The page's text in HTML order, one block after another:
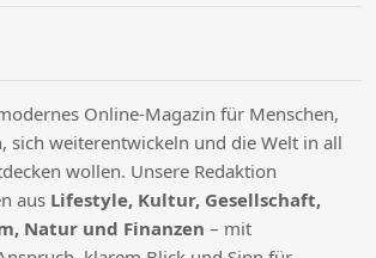
Online-Magazin für Menschen,
sich weiterentwickeln und die Welt in all
wollen. Unsere Redaktion
aus Lifestyle, Kultur, Gesellschaft,
Natur und Finanzen – mit